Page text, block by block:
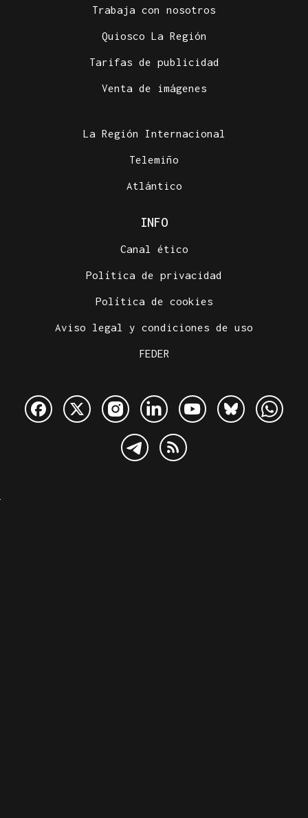
Trabaja con nosotros
Quiosco La Región
Tarifas de publicidad
Venta de imágenes
La Región Internacional
Telemiño
Atlántico
INFO
Canal ético
Política de privacidad
Política de cookies
Aviso legal y condiciones de uso
FEDER